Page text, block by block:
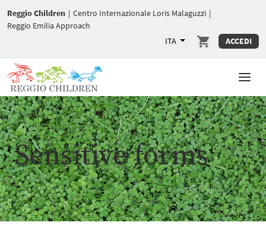
Reggio Children | Centro Internazionale Loris Malaguzzi |
Reggio Emilia Approach
ITA
ACCEDI
Sensitive forms